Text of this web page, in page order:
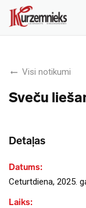
Visi notikumi
Sveču
Detaļas
Datums:
Ceturtdiena, 2025.
Laiks: